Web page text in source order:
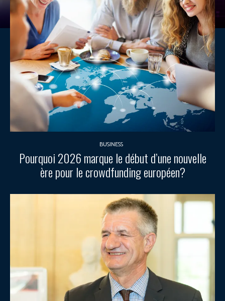
BUSINESS
Pourquoi 2026 marque le début d’une nouvelle
ère pour le crowdfunding européen?